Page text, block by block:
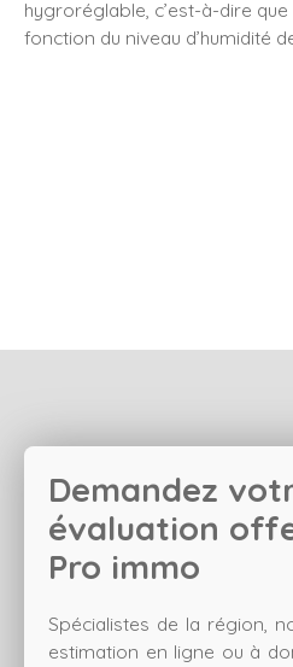
hygroréglable, c’est-à-dire
fonction du niveau d’humidité
Demandez
évaluation
Pro immo
Spécialistes de la région,
estimation en ligne ou à